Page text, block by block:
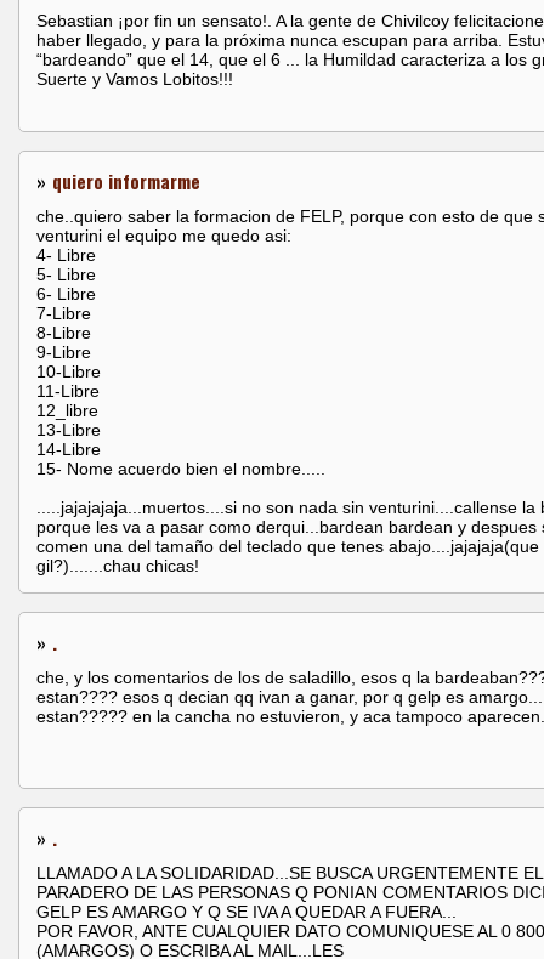
Sebastian ¡por fin un sensato!. A la gente de Chivilcoy
haber llegado, y para la próxima nunca escupan para arriba.
“bardeando” que el 14, que el 6 ... la Humildad caracteriza a los
Suerte y Vamos Lobitos!!!
» quiero informarme
che..quiero saber la formacion de FELP, porque con esto de que
venturini el equipo me quedo asi:
4- Libre
5- Libre
6- Libre
7-Libre
8-Libre
9-Libre
10-Libre
11-Libre
12_libre
13-Libre
14-Libre
15- Nome acuerdo bien el nombre.....
.....jajajajaja...muertos....si no son nada sin venturini....callense la
porque les va a pasar como derqui...bardean bardean y despues
comen una del tamaño del teclado que tenes abajo....jajajaja(que
gil?).......chau chicas!
» .
che, y los comentarios de los de saladillo, esos q la
estan???? esos q decian qq ivan a ganar, por q gelp es
estan????? en la cancha no estuvieron, y aca tampoco
» .
LLAMADO A LA SOLIDARIDAD...SE BUSCA URGENTEMENTE EL
PARADERO DE LAS PERSONAS Q PONIAN COMENTARIOS
GELP ES AMARGO Y Q SE IVA A QUEDAR A FUERA...
POR FAVOR, ANTE CUALQUIER DATO COMUNIQUESE AL 0
(AMARGOS) O ESCRIBA AL MAIL...LES